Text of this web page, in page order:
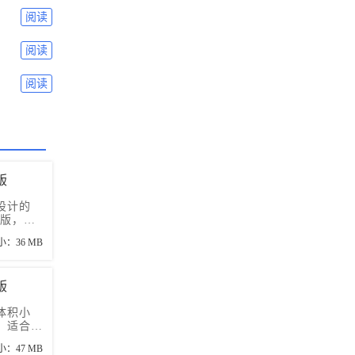
阅读
阅读
阅读
计的
，并
：36 MB
积小
适合所
：47 MB